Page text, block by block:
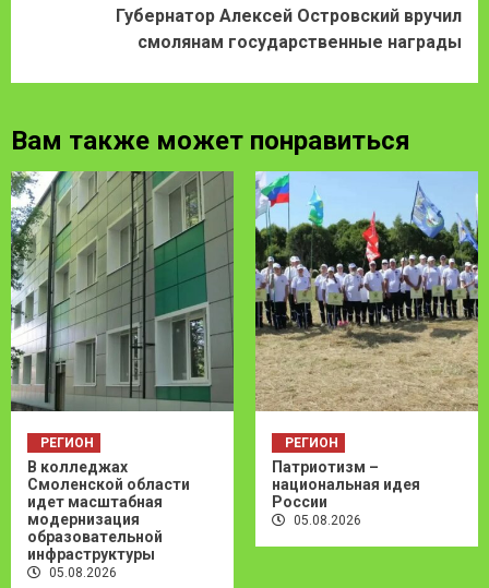
Губернатор Алексей Островский вручил
смолянам государственные награды
Вам также может понравиться
РЕГИОН
В колледжах
Смоленской области
идет масштабная
модернизация
образовательной
инфраструктуры
05.08.2026
РЕГИОН
Патриотизм –
национальная идея
России
05.08.2026